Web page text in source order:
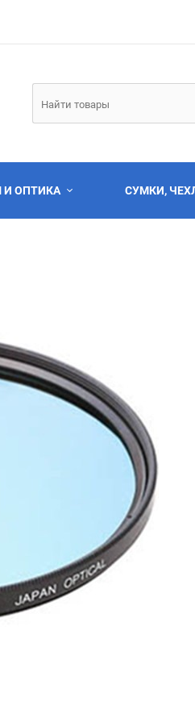
И ОПТИКА СУМКИ,